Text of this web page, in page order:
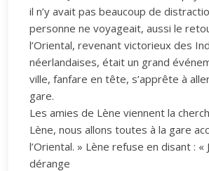
il n’y avait pas beaucoup de
personne ne voyageait, aussi le
l’Oriental, revenant victorieux des
néerlandaises, était un grand
ville, fanfare en tête, s’apprête à
gare.
Les amies de Lène viennent la
Lène, nous allons toutes à la gare
l’Oriental. » Lène refuse en disant : «
dérange